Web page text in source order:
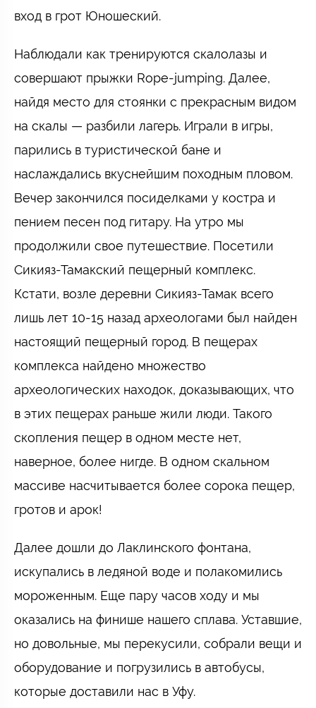
вход в грот Юношеский.
Наблюдали как тренируются скалолазы и
совершают прыжки Rope-jumping. Далее,
найдя место для стоянки с прекрасным видом
на скалы — разбили лагерь. Играли в игры,
парились в туристической бане и
наслаждались вкуснейшим походным пловом.
Вечер закончился посиделками у костра и
пением песен под гитару. На утро мы
продолжили свое путешествие. Посетили
Сикияз-Тамакский пещерный комплекс.
Кстати, возле деревни Сикияз-Тамак всего
лишь лет 10-15 назад археологами был найден
настоящий пещерный город. В пещерах
комплекса найдено множество
археологических находок, доказывающих, что
в этих пещерах раньше жили люди. Такого
скопления пещер в одном месте нет,
наверное, более нигде. В одном скальном
массиве насчитывается более сорока пещер,
гротов и арок!
Далее дошли до Лаклинского фонтана,
искупались в ледяной воде и полакомились
мороженным. Еще пару часов ходу и мы
оказались на финише нашего сплава. Уставшие,
но довольные, мы перекусили, собрали вещи и
оборудование и погрузились в автобусы,
которые доставили нас в Уфу.